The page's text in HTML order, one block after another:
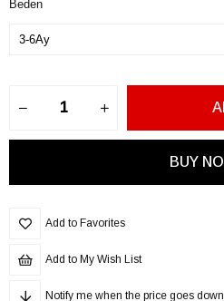
Beden
Add to Favorites
Add to My Wish List
Notify me when the price goes down